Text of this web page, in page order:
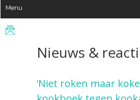
Menu
Nieuws &
‘Niet roken maar